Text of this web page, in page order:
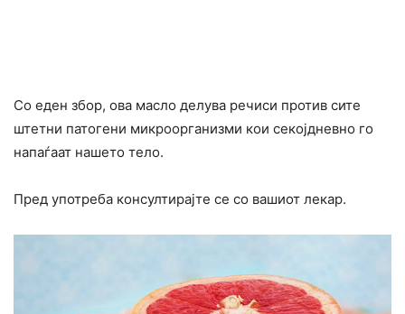
Со еден збор, ова масло делува речиси против сите
штетни патогени микроорганизми кои секојдневно го
напаѓаат нашето тело.
Пред употреба консултирајте се со вашиот лекар.